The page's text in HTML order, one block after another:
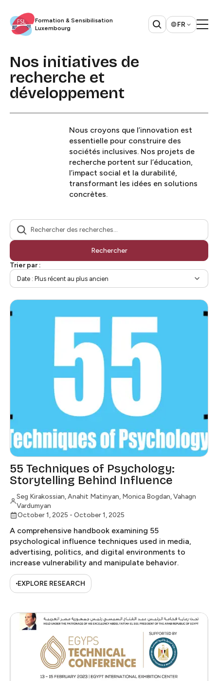
Formation & Sensibilisation
Luxembourg​​​​‌ ‍ ​‍​‍‌‍ ‌ ​‍‌‍‍‌‌‍‌ ‌‍‍‌‌‍ ‍​‍​‍​ ‍‍​‍​‍‌ ​ ‌‍​‌‌‍ ‍‌‍‍‌‌ ‌​‌ ‍‌​‍ ‍‌‍‍‌‌‍ ​‍​‍​‍ ​​‍​‍‌‍‍​‌ ​‍‌‍‌‌‌‍‌‍​‍​‍​ ‍‍​‍​‍​‍ ‌ ​ ‌ ‌​‌ ‌‌‌‍‌​‌‍‍‌‌‍ ​‍ ‌‍‍‌‌‍ ‍‌ ‌​‌‍‌‌‌‍ ‍‌ ‌​​‍ ‌‍‌‌‌‍‌​‌‍‍‌‌ ‌​​‍ ‌‍ ‌‌‍ ‌‍‌​‌‍‌‌​ ‌‌ ​​‌ ​‍‌‍‌‌‌ ​ ‌‍‌‌‌‍ ‍‌ ‌​‌‍​‌‌ ‌​‌‍‍‌‌‍ ‌‍ ‍​ ‍ ‌‍‍‌‌‍‌​​ ‌​ ​​‌‍​ ‌‍​‌​ ‌‍‌‍​‍​ ‌‌​ ​‍‌‍​ ​‍ ‌‌‍‌​​ ‌‍​ ​‌‌‍​‍​‍ ‌​ ‌​​ ‌‌‌‍‌‌​ ‌‍​‍ ‌​ ‍​​ ‌ ‌‍​‌​ ‌​​‍ ‌​ ‌‌‌‍‌‌​ ​ ​ ‌‍​ ‌​‌‍‌‌​ ‌‍​ ​​‌‍​‌​ ‌‍​ ​‍​ ​ ​ ‍ ‌ ‌​‌ ‍‌‌ ​​‌‍‌‌​ ‌‌ ​ ‌‍‍‌‌ ‌​‌‍‌‌‌‌​ ‌‍‌‌‌ ‌​‌ ‌​‌‍‍‌‌‍ ‍‌‍‌ ‌ ​ ​ ‍ ‌ ​​‌‍​‌‌ ‌​‌‍‍​​ ‌‌‍​‍‌ ​‍‌‍​‌‌‍ ‍‌‍‌​‌‍‍‌‌‍ ‍‌‍‌ ​‍ ‍‌‍​‍‌ ​‍‌‍​‌‌‍ ‍‌‍‌​‌​ ‍‌‍​‌‌‍ ‌‌‍‌‌​ ‌‍​‍‌‍​‌‌ ​ ‌‍‌‌‌‌‌‌‌ ​‍‌‍ ​​ ‌​‍‌‌​ ​‍‌​‌‍‌ ​ ‌ ‌​‌ ‌‌‌‍‌​‌‍‍‌‌‍ ​‍‌‍‌‍‍‌‌‍‌​​ ‌​ ​​‌‍​ ‌‍​‌​ ‌‍‌‍​‍​ ‌‌​ ​‍‌‍​ ​‍ ‌‌‍‌​​ ‌‍​ ​‌‌‍​‍​‍ ‌​ ‌​​ ‌‌‌‍‌‌​ ‌‍​‍ ‌​ ‍​​ ‌ ‌‍​‌​ ‌​​‍ ‌​ ‌‌‌‍‌‌​ ​ ​ ‌‍​ ‌​‌‍‌‌​ ‌‍​ ​​‌‍​‌​ ‌‍​ ​‍​ ​ ​‍‌‍‌ ‌​‌ ‍‌‌ ​​‌‍‌‌​ ‌‌ ​ ‌‍‍‌‌ ‌​‌‍‌‌‌‌​ ‌‍‌‌‌ ‌​‌ ‌​‌‍‍‌‌‍ ‍‌‍‌ ‌ ​ ​‍‌‍‌ ​​‌‍​‌‌ ‌​‌‍‍​​ ‌‌‍​‍‌ ​‍‌‍​‌‌‍ ‍‌‍‌​‌‍‍‌‌‍ ‍‌‍‌ ​‍ ‍‌‍​‍‌ ​‍‌‍​‌‌‍ ‍‌‍‌​‌​ ‍‌‍​‌‌‍ ‌‌‍‌‌​‍‌‍‌ ​​‌‍‌‌‌ ​‍‌ ​ ‌ ​​‌‍‌‌‌‍​ ‌ ‌​‌‍‍‌‌ ‌‍‌‍‌‌​ ‌‌ ​​‌ ‌‌‌‍​‍‌‍ ​‌‍‍‌‌ ​ ‌‍‍​‌‍‌‌‌‍‌​​‍​‍‌ ‌
FR
Nos initiatives de
recherche et
développement​​​​‌ ‍ ​‍​‍‌‍ ‌ ​‍‌‍‍‌‌‍‌ ‌‍‍‌‌‍ ‍​‍​‍​ ‍‍​‍​‍‌ ​ ‌‍​‌‌‍ ‍‌‍‍‌‌ ‌​‌ ‍‌​‍ ‍‌‍‍‌‌‍ ​‍​‍​‍ ​​‍​‍‌‍‍​‌ ​‍‌‍‌‌‌‍‌‍​‍​‍​ ‍‍​‍​‍​‍ ‌ ​ ‌ ‌​‌ ‌‌‌‍‌​‌‍‍‌‌‍ ​‍ ‌‍‍‌‌‍ ‍‌ ‌​‌‍‌‌‌‍ ‍‌ ‌​​‍ ‌‍‌‌‌‍‌​‌‍‍‌‌ ‌​​‍ ‌‍ ‌‌‍ ‌‍‌​‌‍‌‌​ ‌‌ ​​‌ ​‍‌‍‌‌‌ ​ ‌‍‌‌‌‍ ‍‌ ‌​‌‍​‌‌ ‌​‌‍‍‌‌‍ ‌‍ ‍​ ‍ ‌‍‍‌‌‍‌​​ ‌​ ​‌​ ‍​​ ‍‌‌‍‌‌​ ​​​ ​‌​ ​‍‌‍​‌​‍ ‌​ ​ ​ ‌​​ ‍​‌‍‌​​‍ ‌​ ‌​​ ​‌​ ‍​​ ‌​​‍ ‌‌‍​‍‌‍‌​‌‍​ ‌‍​‍​‍ ‌​ ‌‍​ ​‍​ ​ ​ ‌‌‌‍​ ‌‍​‍‌‍​ ‌‍​‌​ ​ ​ ​​‌‍‌‌​ ‍​​ ‍ ‌ ‌​‌ ‍‌‌ ​​‌‍‌‌​ ‌‌ ​‍‌‍‌‌‌ ​ ‌‍‌‌‌‍​‌‌ ​‍‌‍​ ‌‍‍​‌‌​​‌‍​‌‌‍‌ ‌‍‌‌​ ‍ ‌ ​​‌‍​‌‌ ‌​‌‍‍​​ ‌‌‍​ ‌‍ ‌‍ ‍‌ ‌​‌‍‌‌‌‍ ‍‌ ‌​​‍ ‍‌‍‍​‌‍‌‌‌‍​‌‌‍‌​‌‍‍‌‌‍ ‍‌‍‌ ​ ‌‍​‍‌‍​‌‌ ​ ‌‍‌‌‌‌‌‌‌ ​‍‌‍ ​​ ‌​‍‌‌​ ​‍‌​‌‍‌ ​ ‌ ‌​‌ ‌‌‌‍‌​‌‍‍‌‌‍ ​‍‌‍‌‍‍‌‌‍‌​​ ‌​ ​‌​ ‍​​ ‍‌‌‍‌‌​ ​​​ ​‌​ ​‍‌‍​‌​‍ ‌​ ​ ​ ‌​​ ‍​‌‍‌​​‍ ‌​ ‌​​ ​‌​ ‍​​ ‌​​‍ ‌‌‍​‍‌‍‌​‌‍​ ‌‍​‍​‍ ‌​ ‌‍​ ​‍​ ​ ​ ‌‌‌‍​ ‌‍​‍‌‍​ ‌‍​‌​ ​ ​ ​​‌‍‌‌​ ‍​​‍‌‍‌ ‌​‌ ‍‌‌ ​​‌‍‌‌​ ‌‌ ​‍‌‍‌‌‌ ​ ‌‍‌‌‌‍​‌‌ ​‍‌‍​ ‌‍‍​‌‌​​‌‍​‌‌‍‌ ‌‍‌‌​‍‌‍‌ ​​‌‍​‌‌ ‌​‌‍‍​​ ‌‌‍​ ‌‍ ‌‍ ‍‌ ‌​‌‍‌‌‌‍ ‍‌ ‌​​‍ ‍‌‍‍​‌‍‌‌‌‍​‌‌‍‌​‌‍‍‌‌‍ ‍‌‍‌ ​‍‌‍‌ ​​‌‍‌‌‌ ​‍‌ ​ ‌ ​​‌‍‌‌‌‍​ ‌ ‌​‌‍‍‌‌ ‌‍‌‍‌‌​ ‌‌ ​​‌ ‌‌‌‍​‍‌‍ ​‌‍‍‌‌ ​ ‌‍‍​‌‍‌‌‌‍‌​​‍​‍‌ ‌
Nous croyons que l’innovation est
essentielle pour construire des
sociétés inclusives. Nos projets de
recherche portent sur l’éducation,
l’impact social et la durabilité,
transformant les idées en solutions
concrètes. ​​​​‌ ‍ ​‍​‍‌‍ ‌ ​‍‌‍‍‌‌‍‌ ‌‍‍‌‌‍ ‍​‍​‍​ ‍‍​‍​‍‌ ​ ‌‍​‌‌‍ ‍‌‍‍‌‌ ‌​‌ ‍‌​‍ ‍‌‍‍‌‌‍ ​‍​‍​‍ ​​‍​‍‌‍‍​‌ ​‍‌‍‌‌‌‍‌‍​‍​‍​ ‍‍​‍​‍​‍ ‌ ​ ‌ ‌​‌ ‌‌‌‍‌​‌‍‍‌‌‍ ​‍ ‌‍‍‌‌‍ ‍‌ ‌​‌‍‌‌‌‍ ‍‌ ‌​​‍ ‌‍‌‌‌‍‌​‌‍‍‌‌ ‌​​‍ ‌‍ ‌‌‍ ‌‍‌​‌‍‌‌​ ‌‌ ​​‌ ​‍‌‍‌‌‌ ​ ‌‍‌‌‌‍ ‍‌ ‌​‌‍​‌‌ ‌​‌‍‍‌‌‍ ‌‍ ‍​ ‍ ‌‍‍‌‌‍‌​​ ‌​ ​‌​ ‍​​ ‍‌‌‍‌‌​ ​​​ ​‌​ ​‍‌‍​‌​‍ ‌​ ​ ​ ‌​​ ‍​‌‍‌​​‍ ‌​ ‌​​ ​‌​ ‍​​ ‌​​‍ ‌‌‍​‍‌‍‌​‌‍​ ‌‍​‍​‍ ‌​ ‌‍​ ​‍​ ​ ​ ‌‌‌‍​ ‌‍​‍‌‍​ ‌‍​‌​ ​ ​ ​​‌‍‌‌​ ‍​​ ‍ ‌ ‌​‌ ‍‌‌ ​​‌‍‌‌​ ‌‌ ​‍‌‍‌‌‌ ​ ‌‍‌‌‌‍​‌‌ ​‍‌‍​ ‌‍‍​‌‌​​‌‍​‌‌‍‌ ‌‍‌‌​ ‍ ‌ ​​‌‍​‌‌ ‌​‌‍‍​​ ‌‌‍​ ‌‍ ‌‍ ‍‌ ‌​‌‍‌‌‌‍ ‍‌ ‌​​‍ ‍‌‍‌​‌‍‌‌‌ ​ ‌‍​ ‌ ​‍‌‍‍‌‌ ​​‌ ‌​‌‍‍‌‌‍ ‌‍ ‍​ ‌‍​‍‌‍​‌‌ ​ ‌‍‌‌‌‌‌‌‌ ​‍‌‍ ​​ ‌​‍‌‌​ ​‍‌​‌‍‌ ​ ‌ ‌​‌ ‌‌‌‍‌​‌‍‍‌‌‍ ​‍‌‍‌‍‍‌‌‍‌​​ ‌​ ​‌​ ‍​​ ‍‌‌‍‌‌​ ​​​ ​‌​ ​‍‌‍​‌​‍ ‌​ ​ ​ ‌​​ ‍​‌‍‌​​‍ ‌​ ‌​​ ​‌​ ‍​​ ‌​​‍ ‌‌‍​‍‌‍‌​‌‍​ ‌‍​‍​‍ ‌​ ‌‍​ ​‍​ ​ ​ ‌‌‌‍​ ‌‍​‍‌‍​ ‌‍​‌​ ​ ​ ​​‌‍‌‌​ ‍​​‍‌‍‌ ‌​‌ ‍‌‌ ​​‌‍‌‌​ ‌‌ ​‍‌‍‌‌‌ ​ ‌‍‌‌‌‍​‌‌ ​‍‌‍​ ‌‍‍​‌‌​​‌‍​‌‌‍‌ ‌‍‌‌​‍‌‍‌ ​​‌‍​‌‌ ‌​‌‍‍​​ ‌‌‍​ ‌‍ ‌‍ ‍‌ ‌​‌‍‌‌‌‍ ‍‌ ‌​​‍ ‍‌‍‌​‌‍‌‌‌ ​ ‌‍​ ‌ ​‍‌‍‍‌‌ ​​‌ ‌​‌‍‍‌‌‍ ‌‍ ‍​‍‌‍‌ ​​‌‍‌‌‌ ​‍‌ ​ ‌ ​​‌‍‌‌‌‍​ ‌ ‌​‌‍‍‌‌ ‌‍‌‍‌‌​ ‌‌ ​​‌ ‌‌‌‍​‍‌‍ ​‌‍‍‌‌ ​ ‌‍‍​‌‍‌‌‌‍‌​​‍​‍‌ ‌
Rechercher
Trier par :
Date : Plus récent au plus ancien
55 Techniques of Psychology:
Storytelling Behind Influence​​​​‌ ‍ ​‍​‍‌‍ ‌ ​‍‌‍‍‌‌‍‌ ‌‍‍‌‌‍ ‍​‍​‍​ ‍‍​‍​‍‌ ​ ‌‍​‌‌‍ ‍‌‍‍‌‌ ‌​‌ ‍‌​‍ ‍‌‍‍‌‌‍ ​‍​‍​‍ ​​‍​‍‌‍‍​‌ ​‍‌‍‌‌‌‍‌‍​‍​‍​ ‍‍​‍​‍​‍ ‌ ​ ‌ ‌​‌ ‌‌‌‍‌​‌‍‍‌‌‍ ​‍ ‌‍‍‌‌‍ ‍‌ ‌​‌‍‌‌‌‍ ‍‌ ‌​​‍ ‌‍‌‌‌‍‌​‌‍‍‌‌ ‌​​‍ ‌‍ ‌‌‍ ‌‍‌​‌‍‌‌​ ‌‌ ​​‌ ​‍‌‍‌‌‌ ​ ‌‍‌‌‌‍ ‍‌ ‌​‌‍​‌‌ ‌​‌‍‍‌‌‍ ‌‍ ‍​ ‍ ‌‍‍‌‌‍‌​​ ‌‌‍‌​​ ​‍‌‍‌‍‌‍‌​​ ​ ​ ​ ​ ‌ ​ ​‌​‍ ‌‌‍‌​​ ‍‌‌‍‌‍‌‍‌‍​‍ ‌​ ‌​​ ‍​​ ​‍​ ‌​​‍ ‌‌‍​‍​ ​‍‌‍‌‌​ ‍‌​‍ ‌​ ‍​​ ​ ​ ‍‌‌‍‌​​ ‌‌‌‍​ ‌‍‌​​ ‍​​ ‌‌​ ‌‌‌‍‌‌‌‍‌‍​ ‍ ‌ ‌​‌ ‍‌‌ ​​‌‍‌‌​ ‌‌ ​‍‌‍‌‌‌ ​ ‌‍‌‌‌‍​‌‌ ​‍‌‍​ ‌‍‍​​ ‍ ‌ ​​‌‍​‌‌ ‌​‌‍‍​​ ‌‌ ‌​‌‍‍‌‌ ‌​‌‍ ​‌‍‌‌​ ‌‍​‍‌‍​‌‌ ​ ‌‍‌‌‌‌‌‌‌ ​‍‌‍ ​​ ‌​‍‌‌​ ​‍‌​‌‍‌ ​ ‌ ‌​‌ ‌‌‌‍‌​‌‍‍‌‌‍ ​‍‌‍‌‍‍‌‌‍‌​​ ‌‌‍‌​​ ​‍‌‍‌‍‌‍‌​​ ​ ​ ​ ​ ‌ ​ ​‌​‍ ‌‌‍‌​​ ‍‌‌‍‌‍‌‍‌‍​‍ ‌​ ‌​​ ‍​​ ​‍​ ‌​​‍ ‌‌‍​‍​ ​‍‌‍‌‌​ ‍‌​‍ ‌​ ‍​​ ​ ​ ‍‌‌‍‌​​ ‌‌‌‍​ ‌‍‌​​ ‍​​ ‌‌​ ‌‌‌‍‌‌‌‍‌‍​‍‌‍‌ ‌​‌ ‍‌‌ ​​‌‍‌‌​ ‌‌ ​‍‌‍‌‌‌ ​ ‌‍‌‌‌‍​‌‌ ​‍‌‍​ ‌‍‍​​‍‌‍‌ ​​‌‍​‌‌ ‌​‌‍‍​​ ‌‌ ‌​‌‍‍‌‌ ‌​‌‍ ​‌‍‌‌​‍‌‍‌ ​​‌‍‌‌‌ ​‍‌ ​ ‌ ​​‌‍‌‌‌‍​ ‌ ‌​‌‍‍‌‌ ‌‍‌‍‌‌​ ‌‌ ​​‌ ‌‌‌‍​‍‌‍ ​‌‍‍‌‌ ​ ‌‍‍​‌‍‌‌‌‍‌​​‍​‍‌ ‌
Seg Kirakossian, Anahit Matinyan, Monica Bogdan, Vahagn
Vardumyan​​​​‌ ‍ ​‍​‍‌‍ ‌ ​‍‌‍‍‌‌‍‌ ‌‍‍‌‌‍ ‍​‍​‍​ ‍‍​‍​‍‌ ​ ‌‍​‌‌‍ ‍‌‍‍‌‌ ‌​‌ ‍‌​‍ ‍‌‍‍‌‌‍ ​‍​‍​‍ ​​‍​‍‌‍‍​‌ ​‍‌‍‌‌‌‍‌‍​‍​‍​ ‍‍​‍​‍​‍ ‌ ​ ‌ ‌​‌ ‌‌‌‍‌​‌‍‍‌‌‍ ​‍ ‌‍‍‌‌‍ ‍‌ ‌​‌‍‌‌‌‍ ‍‌ ‌​​‍ ‌‍‌‌‌‍‌​‌‍‍‌‌ ‌​​‍ ‌‍ ‌‌‍ ‌‍‌​‌‍‌‌​ ‌‌ ​​‌ ​‍‌‍‌‌‌ ​ ‌‍‌‌‌‍ ‍‌ ‌​‌‍​‌‌ ‌​‌‍‍‌‌‍ ‌‍ ‍​ ‍ ‌‍‍‌‌‍‌​​ ‌‌‍‌​​ ​‍‌‍‌‍‌‍‌​​ ​ ​ ​ ​ ‌ ​ ​‌​‍ ‌‌‍‌​​ ‍‌‌‍‌‍‌‍‌‍​‍ ‌​ ‌​​ ‍​​ ​‍​ ‌​​‍ ‌‌‍​‍​ ​‍‌‍‌‌​ ‍‌​‍ ‌​ ‍​​ ​ ​ ‍‌‌‍‌​​ ‌‌‌‍​ ‌‍‌​​ ‍​​ ‌‌​ ‌‌‌‍‌‌‌‍‌‍​ ‍ ‌ ‌​‌ ‍‌‌ ​​‌‍‌‌​ ‌‌ ​‍‌‍‌‌‌ ​ ‌‍‌‌‌‍​‌‌ ​‍‌‍​ ‌‍‍​​ ‍ ‌ ​​‌‍​‌‌ ‌​‌‍‍​​ ‌‌‍‌​‌‍‌‌‌ ‌​‌‍​‌‌‍‍‌‌‍ ​‌ ​ ​‍‌‌​ ‌‌‌​​‍‌‌ ‌‍‍ ‌‍‌‌‌ ‍‌​‍‌‌​ ​ ‌​‌​​‍‌‌​ ​ ‌​‌​​‍‌‌​ ​‍​ ​‍​ ‌​​ ​​​ ‌‍‌‍​‍‌‍​‍‌‍‌​‌‍‌​​ ‍​‌‍​‌​ ‍‌​ ​‍​ ‍‌​‍‌‌​ ​‍​ ​‍​‍‌‌​ ‌‌‌​‌​​‍ ‍‌‍‍‌‌‍ ‍‌‍‌‍‌‍ ​ ‌‍​‍‌‍​‌‌ ​ ‌‍‌‌‌‌‌‌‌ ​‍‌‍ ​​ ‌​‍‌‌​ ​‍‌​‌‍‌ ​ ‌ ‌​‌ ‌‌‌‍‌​‌‍‍‌‌‍ ​‍‌‍‌‍‍‌‌‍‌​​ ‌‌‍‌​​ ​‍‌‍‌‍‌‍‌​​ ​ ​ ​ ​ ‌ ​ ​‌​‍ ‌‌‍‌​​ ‍‌‌‍‌‍‌‍‌‍​‍ ‌​ ‌​​ ‍​​ ​‍​ ‌​​‍ ‌‌‍​‍​ ​‍‌‍‌‌​ ‍‌​‍ ‌​ ‍​​ ​ ​ ‍‌‌‍‌​​ ‌‌‌‍​ ‌‍‌​​ ‍​​ ‌‌​ ‌‌‌‍‌‌‌‍‌‍​‍‌‍‌ ‌​‌ ‍‌‌ ​​‌‍‌‌​ ‌‌ ​‍‌‍‌‌‌ ​ ‌‍‌‌‌‍​‌‌ ​‍‌‍​ ‌‍‍​​‍‌‍‌ ​​‌‍​‌‌ ‌​‌‍‍​​ ‌‌‍‌​‌‍‌‌‌ ‌​‌‍​‌‌‍‍‌‌‍ ​‌ ​ ​‍‌‌​ ‌‌‌​​‍‌‌ ‌‍‍ ‌‍‌‌‌ ‍‌​‍‌‌​ ​ ‌​‌​​‍‌‌​ ​ ‌​‌​​‍‌‌​ ​‍​ ​‍​ ‌​​ ​​​ ‌‍‌‍​‍‌‍​‍‌‍‌​‌‍‌​​ ‍​‌‍​‌​ ‍‌​ ​‍​ ‍‌​‍‌‌​ ​‍​ ​‍​‍‌‌​ ‌‌‌​‌​​‍ ‍‌‍‍‌‌‍ ‍‌‍‌‍‌‍ ​‍‌‍‌ ​​‌‍‌‌‌ ​‍‌ ​ ‌ ​​‌‍‌‌‌‍​ ‌ ‌​‌‍‍‌‌ ‌‍‌‍‌‌​ ‌‌ ​​‌ ‌‌‌‍​‍‌‍ ​‌‍‍‌‌ ​ ‌‍‍​‌‍‌‌‌‍‌​​‍​‍‌ ‌
October 1, 2025 - October 1, 2025
A comprehensive handbook examining 55
psychological influence techniques used in media,
advertising, politics, and digital environments to
increase vulnerability and manipulate behavior.​​​​‌ ‍ ​‍​‍‌‍ ‌ ​‍‌‍‍‌‌‍‌ ‌‍‍‌‌‍ ‍​‍​‍​ ‍‍​‍​‍‌ ​ ‌‍​‌‌‍ ‍‌‍‍‌‌ ‌​‌ ‍‌​‍ ‍‌‍‍‌‌‍ ​‍​‍​‍ ​​‍​‍‌‍‍​‌ ​‍‌‍‌‌‌‍‌‍​‍​‍​ ‍‍​‍​‍​‍ ‌ ​ ‌ ‌​‌ ‌‌‌‍‌​‌‍‍‌‌‍ ​‍ ‌‍‍‌‌‍ ‍‌ ‌​‌‍‌‌‌‍ ‍‌ ‌​​‍ ‌‍‌‌‌‍‌​‌‍‍‌‌ ‌​​‍ ‌‍ ‌‌‍ ‌‍‌​‌‍‌‌​ ‌‌ ​​‌ ​‍‌‍‌‌‌ ​ ‌‍‌‌‌‍ ‍‌ ‌​‌‍​‌‌ ‌​‌‍‍‌‌‍ ‌‍ ‍​ ‍ ‌‍‍‌‌‍‌​​ ‌‌‍‌​​ ​‍‌‍‌‍‌‍‌​​ ​ ​ ​ ​ ‌ ​ ​‌​‍ ‌‌‍‌​​ ‍‌‌‍‌‍‌‍‌‍​‍ ‌​ ‌​​ ‍​​ ​‍​ ‌​​‍ ‌‌‍​‍​ ​‍‌‍‌‌​ ‍‌​‍ ‌​ ‍​​ ​ ​ ‍‌‌‍‌​​ ‌‌‌‍​ ‌‍‌​​ ‍​​ ‌‌​ ‌‌‌‍‌‌‌‍‌‍​ ‍ ‌ ‌​‌ ‍‌‌ ​​‌‍‌‌​ ‌‌ ​‍‌‍‌‌‌ ​ ‌‍‌‌‌‍​‌‌ ​‍‌‍​ ‌‍‍​​ ‍ ‌ ​​‌‍​‌‌ ‌​‌‍‍​​ ‌‌‍ ‌ ‌‍‌‍‌‌‌ ​‍‌ ‌‍‌‍‍‌‌‍‌‌‌ ‌ ​ ‌‍​‍‌‍​‌‌ ​ ‌‍‌‌‌‌‌‌‌ ​‍‌‍ ​​ ‌​‍‌‌​ ​‍‌​‌‍‌ ​ ‌ ‌​‌ ‌‌‌‍‌​‌‍‍‌‌‍ ​‍‌‍‌‍‍‌‌‍‌​​ ‌‌‍‌​​ ​‍‌‍‌‍‌‍‌​​ ​ ​ ​ ​ ‌ ​ ​‌​‍ ‌‌‍‌​​ ‍‌‌‍‌‍‌‍‌‍​‍ ‌​ ‌​​ ‍​​ ​‍​ ‌​​‍ ‌‌‍​‍​ ​‍‌‍‌‌​ ‍‌​‍ ‌​ ‍​​ ​ ​ ‍‌‌‍‌​​ ‌‌‌‍​ ‌‍‌​​ ‍​​ ‌‌​ ‌‌‌‍‌‌‌‍‌‍​‍‌‍‌ ‌​‌ ‍‌‌ ​​‌‍‌‌​ ‌‌ ​‍‌‍‌‌‌ ​ ‌‍‌‌‌‍​‌‌ ​‍‌‍​ ‌‍‍​​‍‌‍‌ ​​‌‍​‌‌ ‌​‌‍‍​​ ‌‌‍ ‌ ‌‍‌‍‌‌‌ ​‍‌ ‌‍‌‍‍‌‌‍‌‌‌ ‌ ​‍‌‍‌ ​​‌‍‌‌‌ ​‍‌ ​ ‌ ​​‌‍‌‌‌‍​ ‌ ‌​‌‍‍‌‌ ‌‍‌‍‌‌​ ‌‌ ​​‌ ‌‌‌‍​‍‌‍ ​‌‍‍‌‌ ​ ‌‍‍​‌‍‌‌‌‍‌​​‍​‍‌ ‌
EXPLORE RESEARCH